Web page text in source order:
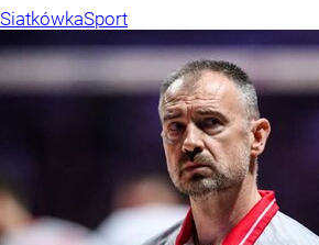
SiatkówkaSport